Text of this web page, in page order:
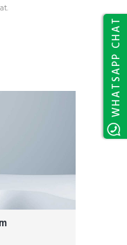
WHATSAPP CHAT